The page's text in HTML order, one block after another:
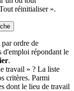
réinitialiser ».
ordre de
d'emploi répondant le
.
travail » ? La liste
critères. Parmi
dont le lieu de travail